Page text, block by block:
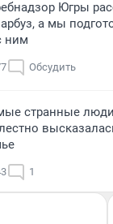
Югры
а мы
ним
Обсудить
странные
1